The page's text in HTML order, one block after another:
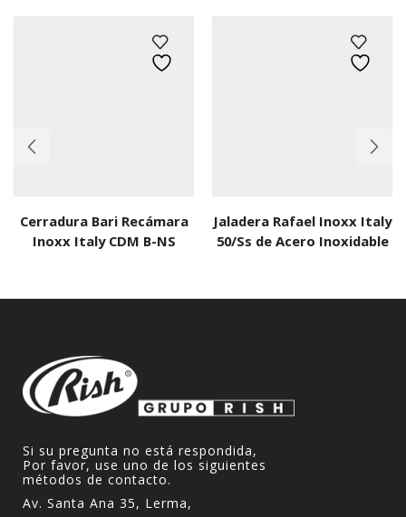
Cerradura Bari Recámara
Inoxx Italy CDM B-NS
Jaladera Rafael Inoxx Italy
50/Ss de Acero Inoxidable
Si su pregunta no está respondida,
Por favor, use uno de los siguientes
métodos de contacto.
Av. Santa Ana 35, Lerma,